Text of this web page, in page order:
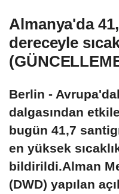
Almanya'da
dereceyle
Berlin -
dalgasından
bugün 41,7
en yüksek
bildirildi.Alman
(DWD) yapılan